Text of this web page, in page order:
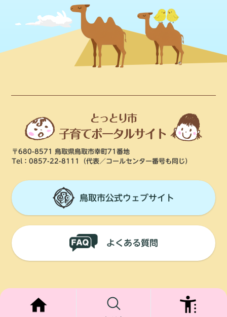
〒680-8571 鳥取県鳥取市幸町71番地
Tel：0857-22-8111
（代表／コールセンター番号も同じ）
鳥取市公式ウェブサイト
よくある質問